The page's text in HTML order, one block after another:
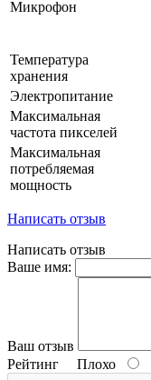
Микрофон
Температура
хранения
Электропитание
Максимальная
частота пикселей
Максимальная
потребляемая
мощность
Написать отзыв
Написать отзыв
Ваше имя:
Ваш отзыв
Рейтинг Плохо